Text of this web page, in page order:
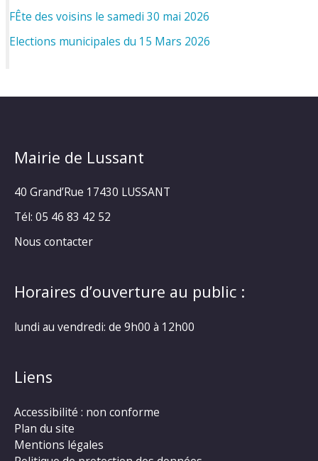
FÊte des voisins le samedi 30 mai 2026
Elections municipales du 15 Mars 2026
Mairie de Lussant
40 Grand’Rue 17430 LUSSANT
Tél: 05 46 83 42 52
Nous contacter
Horaires d’ouverture au public :
lundi au vendredi: de 9h00 à 12h00
Liens
Accessibilité : non conforme
Plan du site
Mentions légales